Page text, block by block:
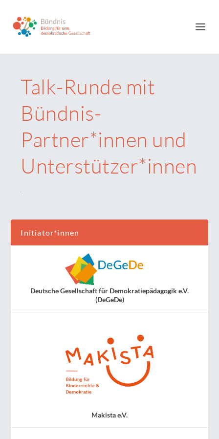
Talk-Runde mit
Bündnis-
Partner*innen und
Unterstützer*innen
Initiator*innen
Deutsche Gesellschaft für Demokratiepädagogik e.V.
(DeGeDe)
Makista e.V.